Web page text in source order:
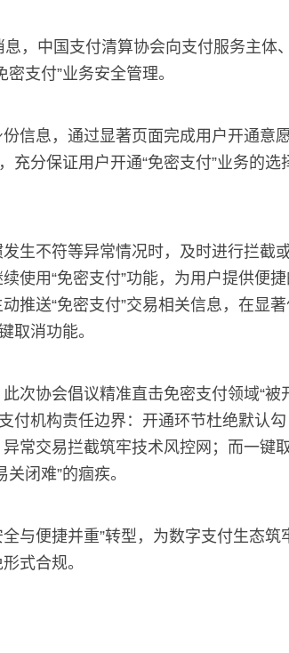
中国支付清算协会向支付服务主体、
支付”业务安全管理。
息，通过显著页面完成用户开通意
充分保证用户开通“免密支付”业务的选
不符等异常情况时，及时进行拦截
使用“免密支付”功能，为用户提供便捷
推送“免密支付”交易相关信息，在显著
取消功能。
协会倡议精准直击免密支付领域“被
付机构责任边界：开通环节杜绝默认勾
常交易拦截筑牢技术风控网；而一键
闭难”的痼疾。
与便捷并重”转型，为数字支付生态筑
式合规。